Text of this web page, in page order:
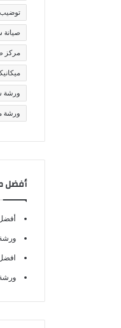
توضيب
صيانة
مركز
ورشة
ورشة
أفضل